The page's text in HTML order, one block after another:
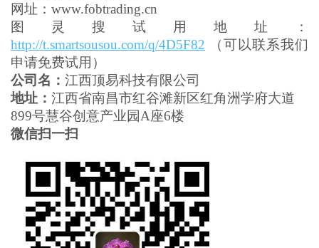
网址：www.fobtrading.cn
图灵搜试用地址：
http://t.smartsousou.com/q/4D5F82 （可以联系我们
申请免费试用）
公司名： 江西顶易科技有限公司
地址： 江西省南昌市红谷滩新区红角洲学府大道
899号慧谷创意产业园A座6楼
微信扫一扫